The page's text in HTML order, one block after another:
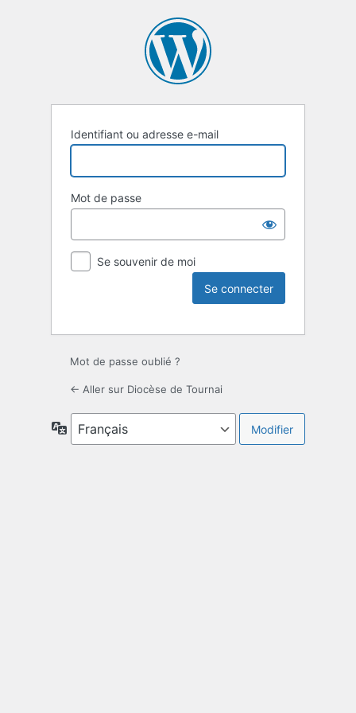
Identifiant ou adresse e-mail
Mot de passe
Se souvenir de moi
Mot de passe oublié ?
← Aller sur Diocèse de Tournai
Langue